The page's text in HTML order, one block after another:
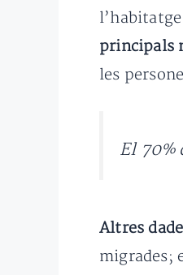
principals
les
El 70%
Altres
migrades;